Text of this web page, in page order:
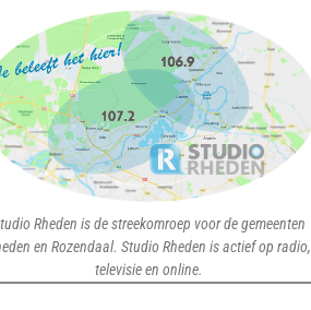
Rheden is de streekomroep voor de gemeenten
en Rozendaal. Studio Rheden is actief op radio,
televisie en online.